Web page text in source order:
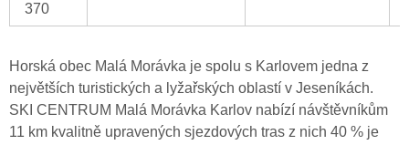
370
Horská obec Malá Morávka je spolu s Karlovem jedna z
největších turistických a lyžařských oblastí v Jeseníkách.
SKI CENTRUM Malá Morávka Karlov nabízí návštěvníkům
11 km kvalitně upravených sjezdových tras z nich 40 % je